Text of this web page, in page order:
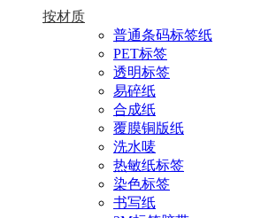
按材质
普通条码标签纸
PET标签
透明标签
易碎纸
合成纸
覆膜铜版纸
洗水唛
热敏纸标签
染色标签
书写纸